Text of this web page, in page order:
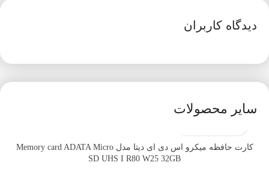
دیدگاه کاربران
سایر محصولات
اتمام موجودی
کارت حافظه میکرو اس دی ای دیتا مدل Memory card ADATA Micro
SD UHS I R80 W25 32GB